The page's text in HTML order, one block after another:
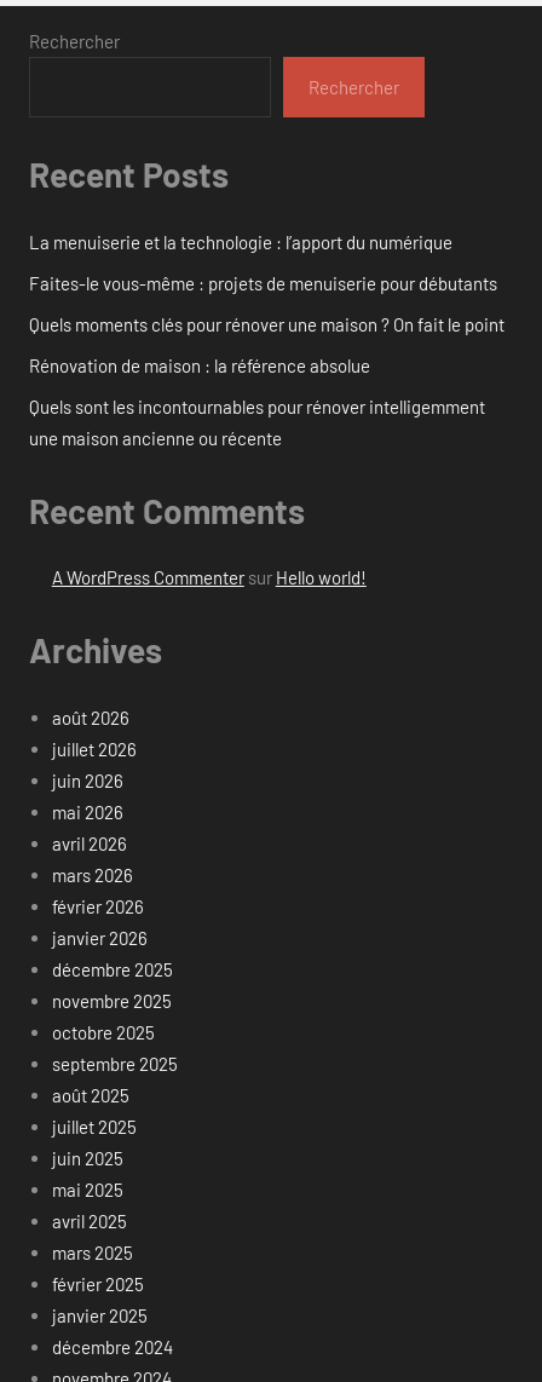
Rechercher
Rechercher
Recent Posts
La menuiserie et la technologie : l’apport du numérique
Faites-le vous-même : projets de menuiserie pour débutants
Quels moments clés pour rénover une maison ? On fait le point
Rénovation de maison : la référence absolue
Quels sont les incontournables pour rénover intelligemment
une maison ancienne ou récente
Recent Comments
A WordPress Commentersur Hello world!
Archives
août 2026
juillet 2026
juin 2026
mai 2026
avril 2026
mars 2026
février 2026
janvier 2026
décembre 2025
novembre 2025
octobre 2025
septembre 2025
août 2025
juillet 2025
juin 2025
mai 2025
avril 2025
mars 2025
février 2025
janvier 2025
décembre 2024